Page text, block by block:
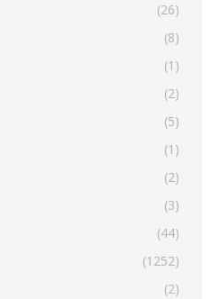
(26)
(8)
(1)
(2)
(5)
(1)
(2)
(3)
(44)
(1252)
(2)